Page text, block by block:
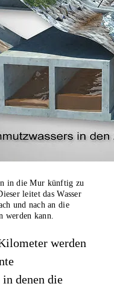
in die Mur künftig zu
leitet das Wasser
und nach an die
werden kann.
werden
denen die